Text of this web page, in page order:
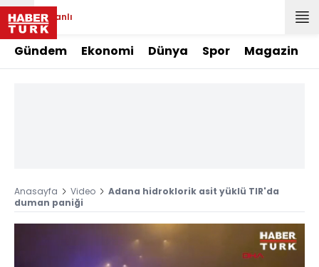
Canlı
Gündem Ekonomi Dünya Spor Magazin
Anasayfa Video
Adana hidroklorik asit yüklü TIR'da
duman paniği